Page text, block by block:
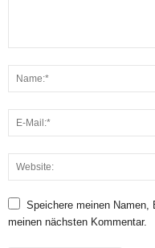
Speichere meinen Namen,
meinen nächsten Kommentar.